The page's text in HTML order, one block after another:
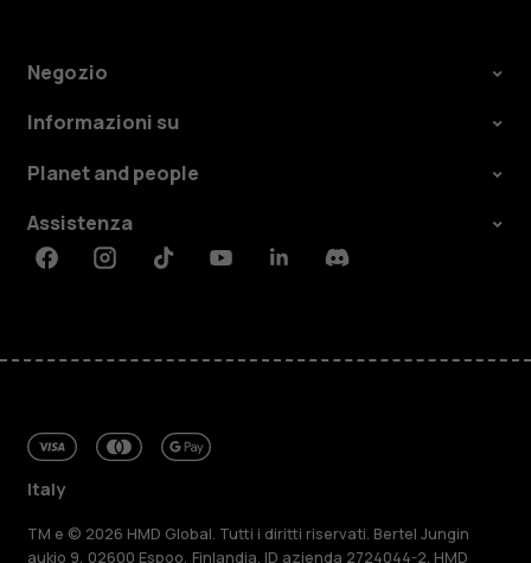
Negozio
Informazioni su
Planet and people
Assistenza
FacebookInstagramTiktokYoutubeLinkedinDiscord
Italy
TM e © 2026 HMD Global. Tutti i diritti riservati. Bertel Jungin
aukio 9, 02600 Espoo, Finlandia. ID azienda 2724044-2. HMD